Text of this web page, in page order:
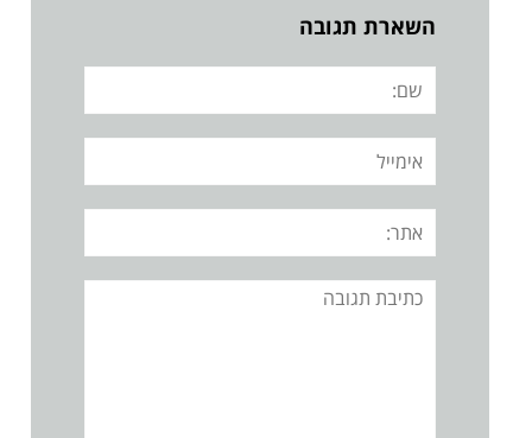
השארת תגובה
שם:
אימייל
אתר:
תגובה